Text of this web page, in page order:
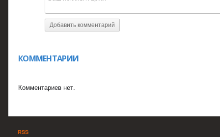
Добавить комментарий
КОММЕНТАРИИ
Комментариев нет.
RSS